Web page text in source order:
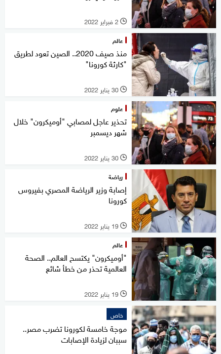
l 2 فبراير 2022
عالم
منذ صيف 2020.. الصين تعود لطريق
"كارثة كورونا"
l 30 يناير 2022
علوم
تحذير عاجل لمصابي "أوميكرون" خلال
شهر ديسمبر
l 30 يناير 2022
رياضة
إصابة وزير الرياضة المصري بفيروس
كورونا
l 19 يناير 2022
عالم
"أوميكرون" يكتسح العالم.. الصحة
العالمية تحذر من خطأ شائع
l 19 يناير 2022
خاص
موجة خامسة لكورونا تضرب مصر..
سببان لزيادة الإصابات